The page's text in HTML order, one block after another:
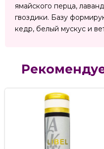
ямайского перца,
гвоздики. Базу
кедр, белый мускус и